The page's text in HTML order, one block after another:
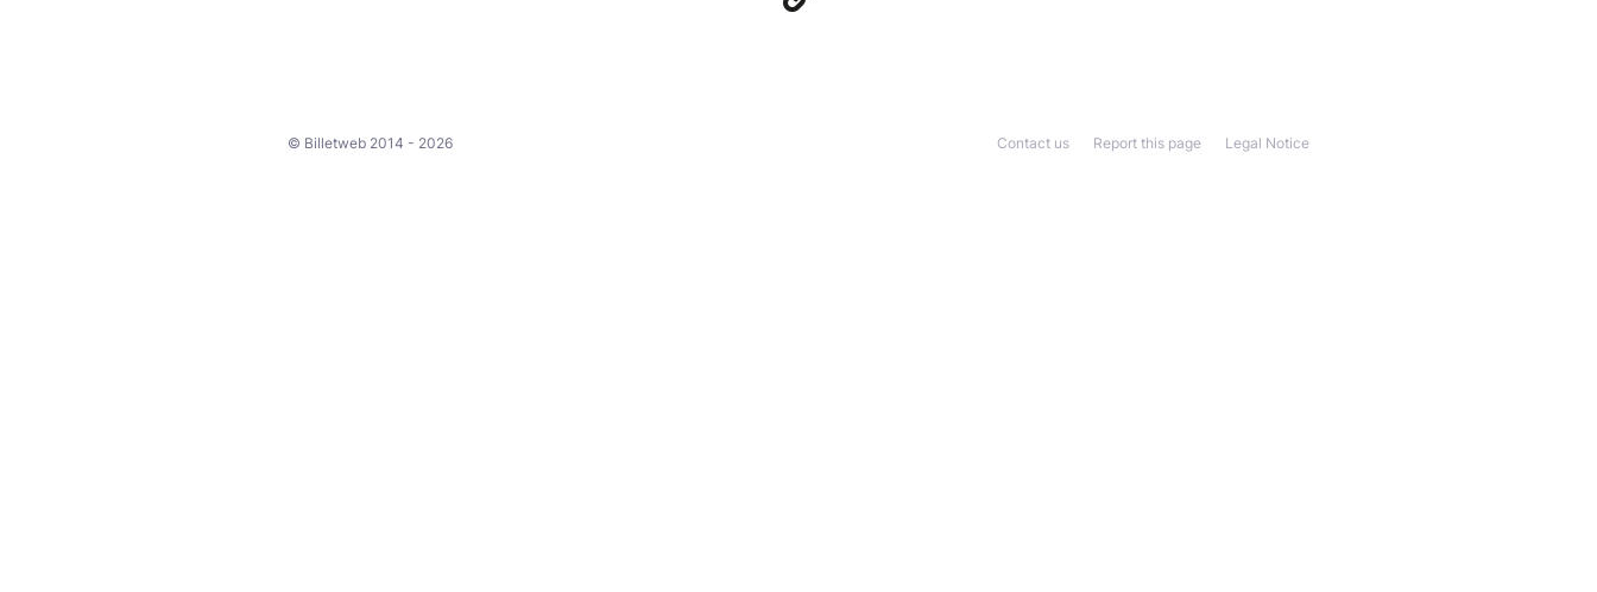
© Billetweb 2014 - 2026 Legal Notice
Report this page
Contact us